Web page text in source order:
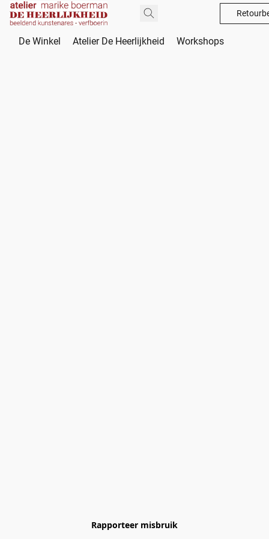
De Winkel Atelier De Heerlijkheid Workshops
Rapporteer misbruik